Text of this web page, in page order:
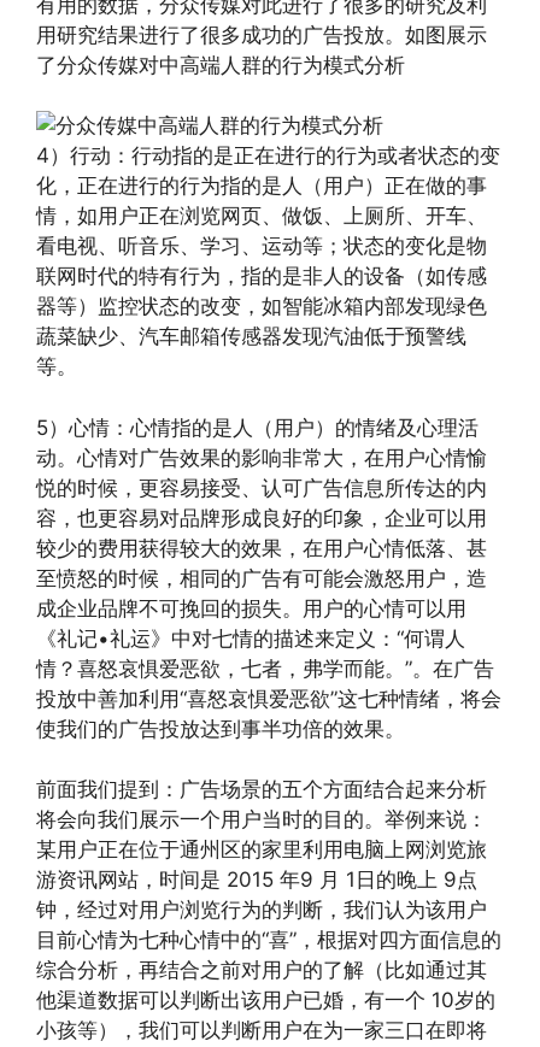
用研究结果进行了很多成功的广告投放。如图展示
了分众传媒对中高端人群的行为模式分析
4）行动：行动指的是正在进行的行为或者状态的变
化，正在进行的行为指的是人（用户）正在做的事
情，如用户正在浏览网页、做饭、上厕所、开车、
看电视、听音乐、学习、运动等；状态的变化是物
联网时代的特有行为，指的是非人的设备（如传感
器等）监控状态的改变，如智能冰箱内部发现绿色
蔬菜缺少、汽车邮箱传感器发现汽油低于预警线
等。
5）心情：心情指的是人（用户）的情绪及心理活
动。心情对广告效果的影响非常大，在用户心情愉
悦的时候，更容易接受、认可广告信息所传达的内
容，也更容易对品牌形成良好的印象，企业可以用
较少的费用获得较大的效果，在用户心情低落、甚
至愤怒的时候，相同的广告有可能会激怒用户，造
成企业品牌不可挽回的损失。用户的心情可以用
《礼记•礼运》中对七情的描述来定义：“何谓人
情？喜怒哀惧爱恶欲，七者，弗学而能。”。在广告
投放中善加利用“喜怒哀惧爱恶欲”这七种情绪，将会
使我们的广告投放达到事半功倍的效果。
前面我们提到：广告场景的五个方面结合起来分析
将会向我们展示一个用户当时的目的。举例来说：
某用户正在位于通州区的家里利用电脑上网浏览旅
游资讯网站，时间是 2015 年9 月 1日的晚上 9点
钟，经过对用户浏览行为的判断，我们认为该用户
目前心情为七种心情中的“喜”，根据对四方面信息的
综合分析，再结合之前对用户的了解（比如通过其
他渠道数据可以判断出该用户已婚，有一个 10岁的
小孩等），我们可以判断用户在为一家三口在即将